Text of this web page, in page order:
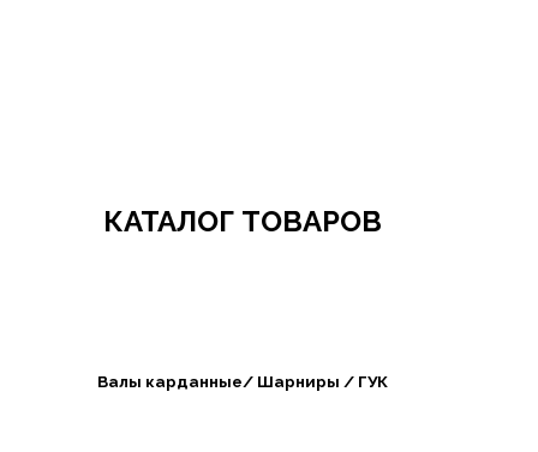
КАТАЛОГ ТОВАРОВ
Валы карданные/ Шарниры / ГУК